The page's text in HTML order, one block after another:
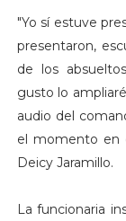
"Yo sí estuve
presentaron,
de los
gusto lo
audio del
el momento en
Deicy Jaramillo.
La funcionaria